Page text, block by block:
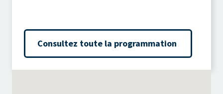
Consultez toute la programmation